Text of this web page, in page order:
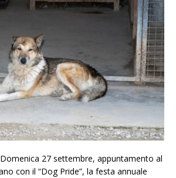
Domenica 27 settembre, appuntamento al
con il “Dog Pride”, la festa annuale